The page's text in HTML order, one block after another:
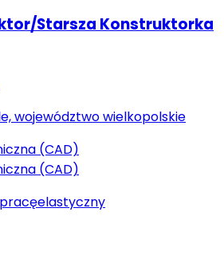
Starsza Konstruktorka
województwo wielkopolskie
(CAD)
(CAD)
elastyczny